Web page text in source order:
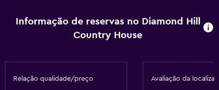
Piso em carpete
Armazém disponível
Informação de reservas no Diamond Hill
Country House
Relação qualidade/preço Avaliação da